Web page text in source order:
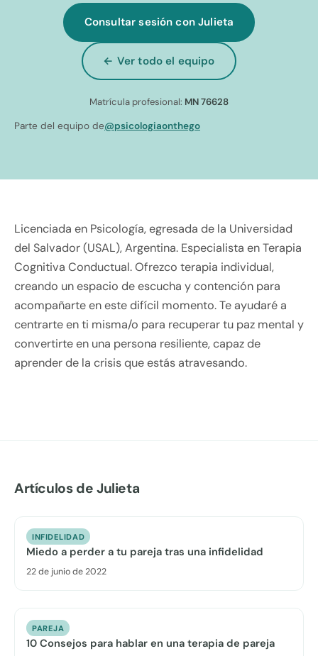
Consultar sesión con Julieta
← Ver todo el equipo
Matrícula profesional: MN 76628
Parte del equipo de@psicologiaonthego
Licenciada en Psicología, egresada de la Universidad
del Salvador (USAL), Argentina. Especialista en Terapia
Cognitiva Conductual. Ofrezco terapia individual,
creando un espacio de escucha y contención para
acompañarte en este difícil momento. Te ayudaré a
centrarte en ti misma/o para recuperar tu paz mental y
convertirte en una persona resiliente, capaz de
aprender de la crisis que estás atravesando.
Artículos de Julieta
INFIDELIDAD
Miedo a perder a tu pareja tras una infidelidad
22 de junio de 2022
PAREJA
10 Consejos para hablar en una terapia de pareja